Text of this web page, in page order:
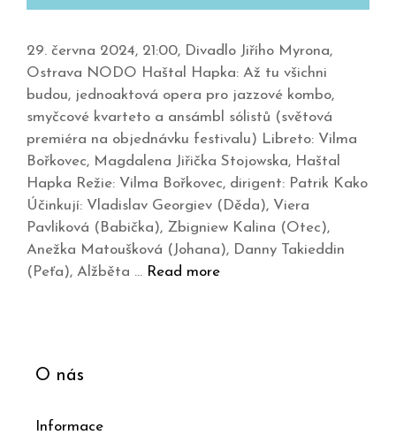
29. června 2024, 21:00, Divadlo Jiřího Myrona,
Ostrava NODO Haštal Hapka: Až tu všichni
budou, jednoaktová opera pro jazzové kombo,
smyčcové kvarteto a ansámbl sólistů (světová
premiéra na objednávku festivalu) Libreto: Vilma
Bořkovec, Magdalena Jiřička Stojowska, Haštal
Hapka Režie: Vilma Bořkovec, dirigent: Patrik Kako
Účinkují: Vladislav Georgiev (Děda), Viera
Pavlíková (Babička), Zbigniew Kalina (Otec),
Anežka Matoušková (Johana), Danny Takieddin
(Peťa), Alžběta … Read more
O nás
Informace